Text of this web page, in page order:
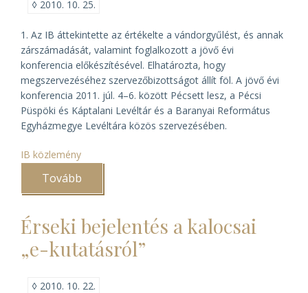
◊ 2010. 10. 25.
1. Az IB áttekintette az értékelte a vándorgyűlést, és annak
zárszámadását, valamint foglalkozott a jövő évi
konferencia előkészítésével. Elhatározta, hogy
megszervezéséhez szervezőbizottságot állít föl. A jövő évi
konferencia 2011. júl. 4–6. között Pécsett lesz, a Pécsi
Püspöki és Káptalani Levéltár és a Baranyai Református
Egyházmegye Levéltára közös szervezésében.
IB közlemény
Tovább
IB
okt.
14-
i
üléséről)
Érseki bejelentés a kalocsai
„e-kutatásról”
◊ 2010. 10. 22.